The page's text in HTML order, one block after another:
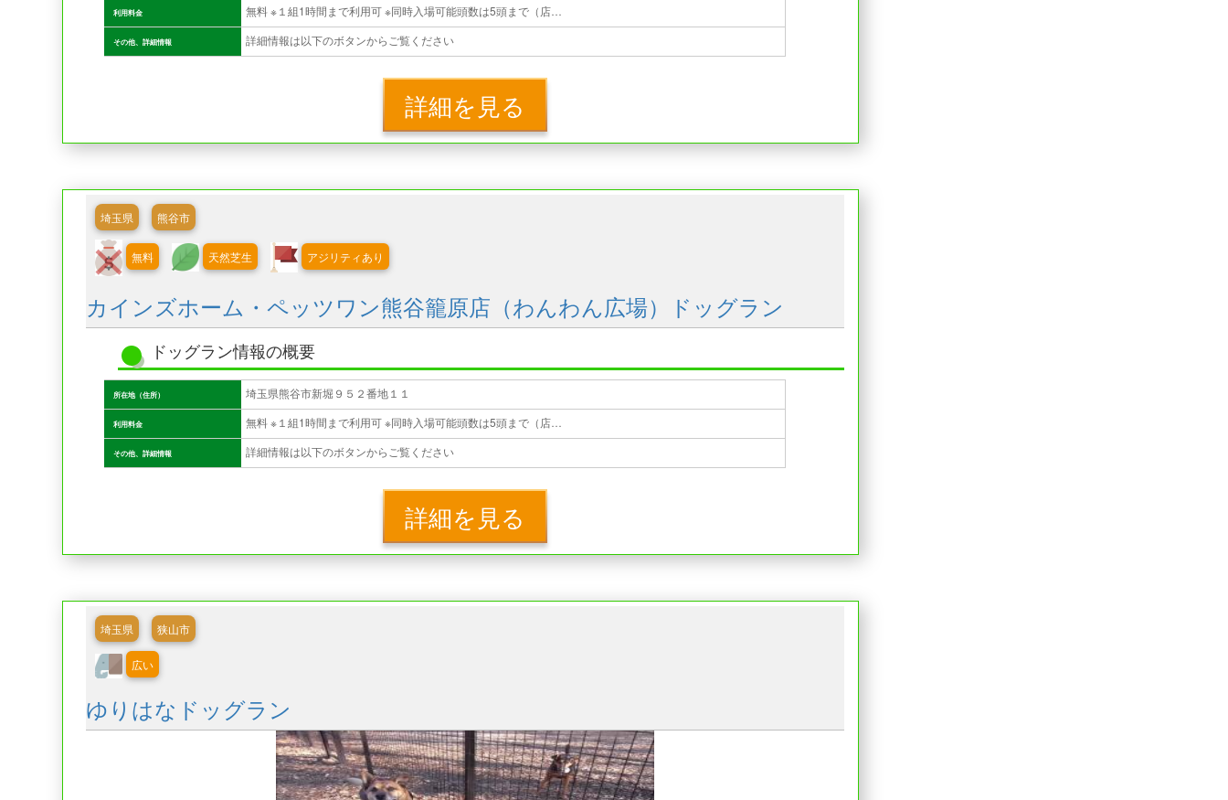
利用料金
その他、詳細情報 詳細情報は以下のボタンからご覧ください
詳細を見る
埼玉県 熊谷市
無料 天然芝生 アジリティあり
カインズホーム・ペッツワン熊谷籠原店（わんわん広場）ドッグラン
ドッグラン情報の概要
所在地（住所） 埼玉県熊谷市新堀９５２番地１１
利用料金
その他、詳細情報 詳細情報は以下のボタンからご覧ください
詳細を見る
埼玉県 狭山市
広い
ゆりはなドッグラン